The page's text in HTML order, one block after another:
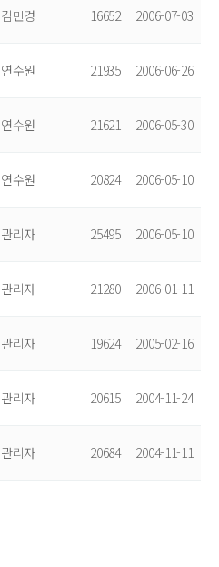
김민경 16652 2006-07-03
연수원 21935 2006-06-26
연수원 21621 2006-05-30
연수원 20824 2006-05-10
관리자 25495 2006-05-10
관리자 21280 2006-01-11
관리자 19624 2005-02-16
관리자 20615 2004-11-24
관리자 20684 2004-11-11